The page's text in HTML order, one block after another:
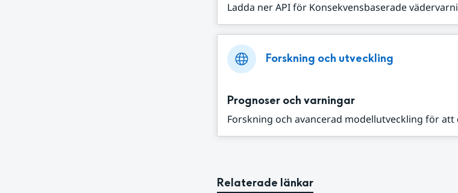
Ladda ner API för Konsekvensbaserade
Forskning och utveckling
Prognoser och varningar
Forskning och avancerad modellutveckling för att
Relaterade länkar